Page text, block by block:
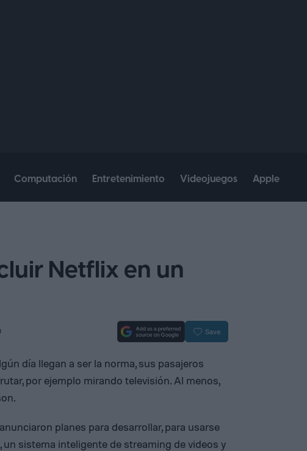
Computación Entretenimiento Videojuegos Apple
Netflix en un
Save
día llegan a ser la norma, sus pasajeros
por ejemplo mirando televisión. Al menos,
planes para desarrollar, para usarse
sistema inteligente de streaming de videos y